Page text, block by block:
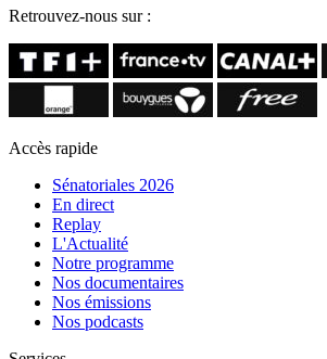
Retrouvez-nous sur :
Accès rapide
Sénatoriales 2026
En direct
Replay
L'Actualité
Notre programme
Nos documentaires
Nos émissions
Nos podcasts